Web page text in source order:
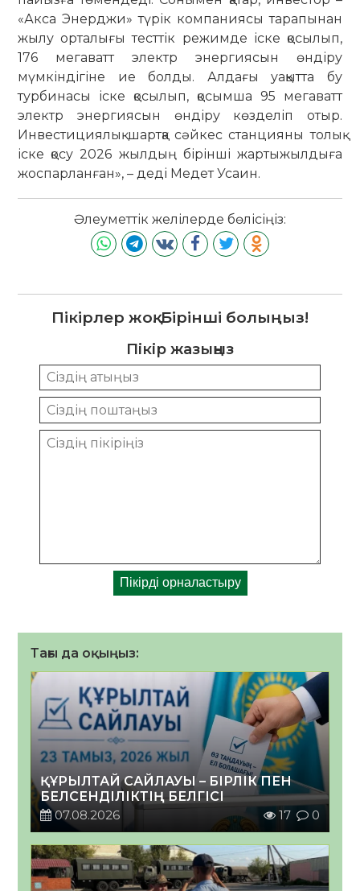
«Акса Энерджи» түрік компаниясы тарапынан
жылу орталығы тесттік режимде іске қосылып,
176 мегаватт электр энергиясын өндіру
мүмкіндігіне ие болды. Алдағы уақытта бу
турбинасы іске қосылып, қосымша 95 мегаватт
электр энергиясын өндіру көзделіп отыр.
Инвестициялық шартқа сәйкес станцияны толық
іске қосу 2026 жылдың бірінші жартыжылдыға
жоспарланған», – деді Медет Усаин.
Әлеуметтік желілерде бөлісіңіз:
Пікірлер жоқ. Бірінші болыңыз!
Пікір жазыңыз
Тағы да оқыңыз:
ҚҰРЫЛТАЙ САЙЛАУЫ – БІРЛІК ПЕН
БЕЛСЕНДІЛІКТІҢ БЕЛГІСІ
07.08.2026
17 0